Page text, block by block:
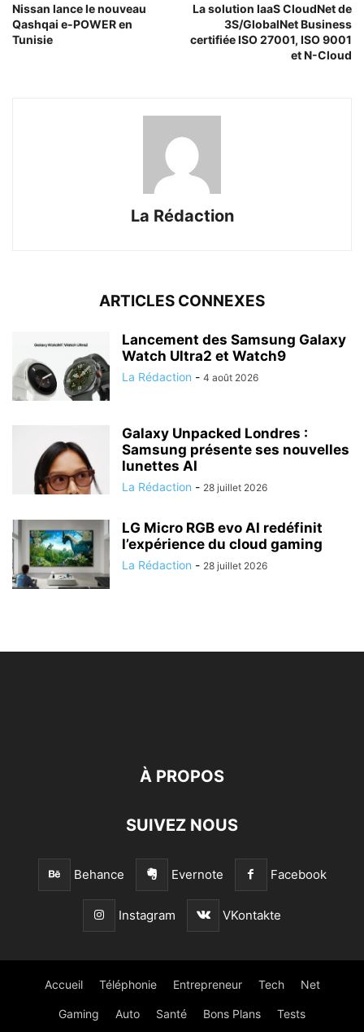
Nissan lance le nouveau
Qashqai e-POWER en
Tunisie
La solution IaaS CloudNet de
3S/GlobalNet Business
certifiée ISO 27001, ISO 9001
et N-Cloud
La Rédaction
ARTICLES CONNEXES
Lancement des Samsung Galaxy
Watch Ultra2 et Watch9
La Rédaction - 4 août 2026
Galaxy Unpacked Londres :
Samsung présente ses nouvelles
lunettes AI
La Rédaction - 28 juillet 2026
LG Micro RGB evo AI redéfinit
l’expérience du cloud gaming
La Rédaction - 28 juillet 2026
À PROPOS
SUIVEZ NOUS
Behance Evernote Facebook
Instagram VKontakte
Accueil Téléphonie Entrepreneur Tech Net
Gaming Auto Santé Bons Plans Tests